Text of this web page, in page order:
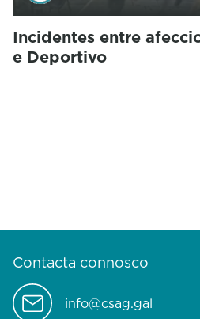
Incidentes entre
e Deportivo
Contacta connosco
info@csag.gal